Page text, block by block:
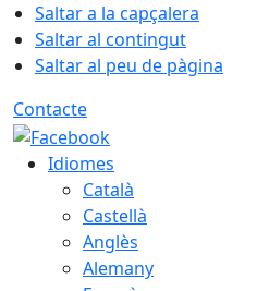
Saltar a la capçalera
Saltar al contingut
Saltar al peu de pàgina
Contacte
Idiomes
Català
Castellà
Anglès
Alemany